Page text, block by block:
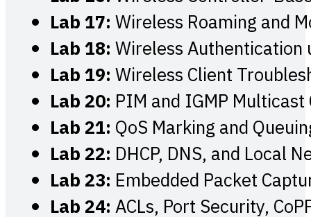
Lab 17:Wireless Roaming and
Lab 18:Wireless Authentication
Lab 19:Wireless Client
Lab 20: PIM and IGMP
Lab 21: QoS Marking and
Lab 22: DHCP, DNS, and Local
Lab 23: Embedded Packet
Lab 24:ACLs, Port Security,